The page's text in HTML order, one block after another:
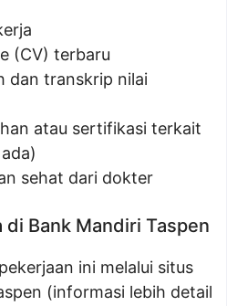
(CV) terbaru
dan transkrip nilai
atau sertifikasi terkait
sehat dari dokter
di Bank Mandiri Taspen
ini melalui situs
(informasi lebih detail